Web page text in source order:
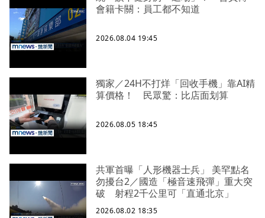
會籍卡關：員工都不知道
2026.08.04 19:45
獨家／24H不打烊「回收手機」靠AI精
算價格！ 民眾驚：比店面划算
2026.08.05 18:45
共軍首曝「人形機器士兵」 美罕點名
勿擾台2／國造「極音速飛彈」重大突
破 射程2千公里可「直通北京」
2026.08.02 18:35